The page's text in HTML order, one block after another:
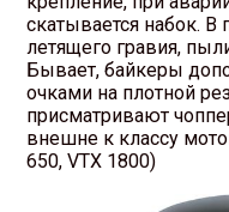
скатывается набок. В
летящего гравия,
Бывает, байкеры
очками на плотной
присматривают
внешне к классу
650, VTX 1800)